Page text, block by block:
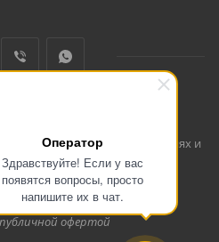
Оператор
Здравствуйте! Если у вас
появятся вопросы, просто
напишите их в чат.
дома, в путешествиях и
спортом
сайта
офертой